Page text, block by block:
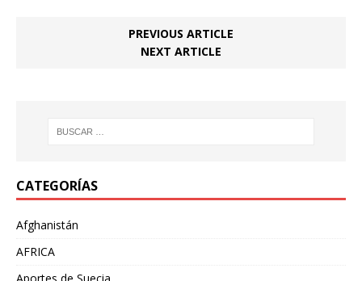
PREVIOUS ARTICLE
NEXT ARTICLE
CATEGORÍAS
Afghanistán
AFRICA